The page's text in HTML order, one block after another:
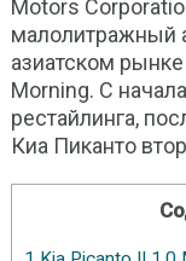
Motors
малолитражный
азиатском
Morning. С
рестайлинга,
Киа Пиканто